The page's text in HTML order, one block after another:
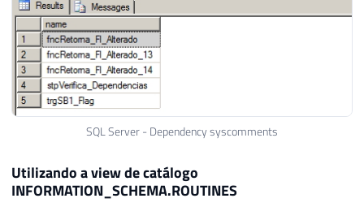
SQL Server - Dependency syscomments
Utilizando a view de catálogo
INFORMATION_SCHEMA.ROUTINES